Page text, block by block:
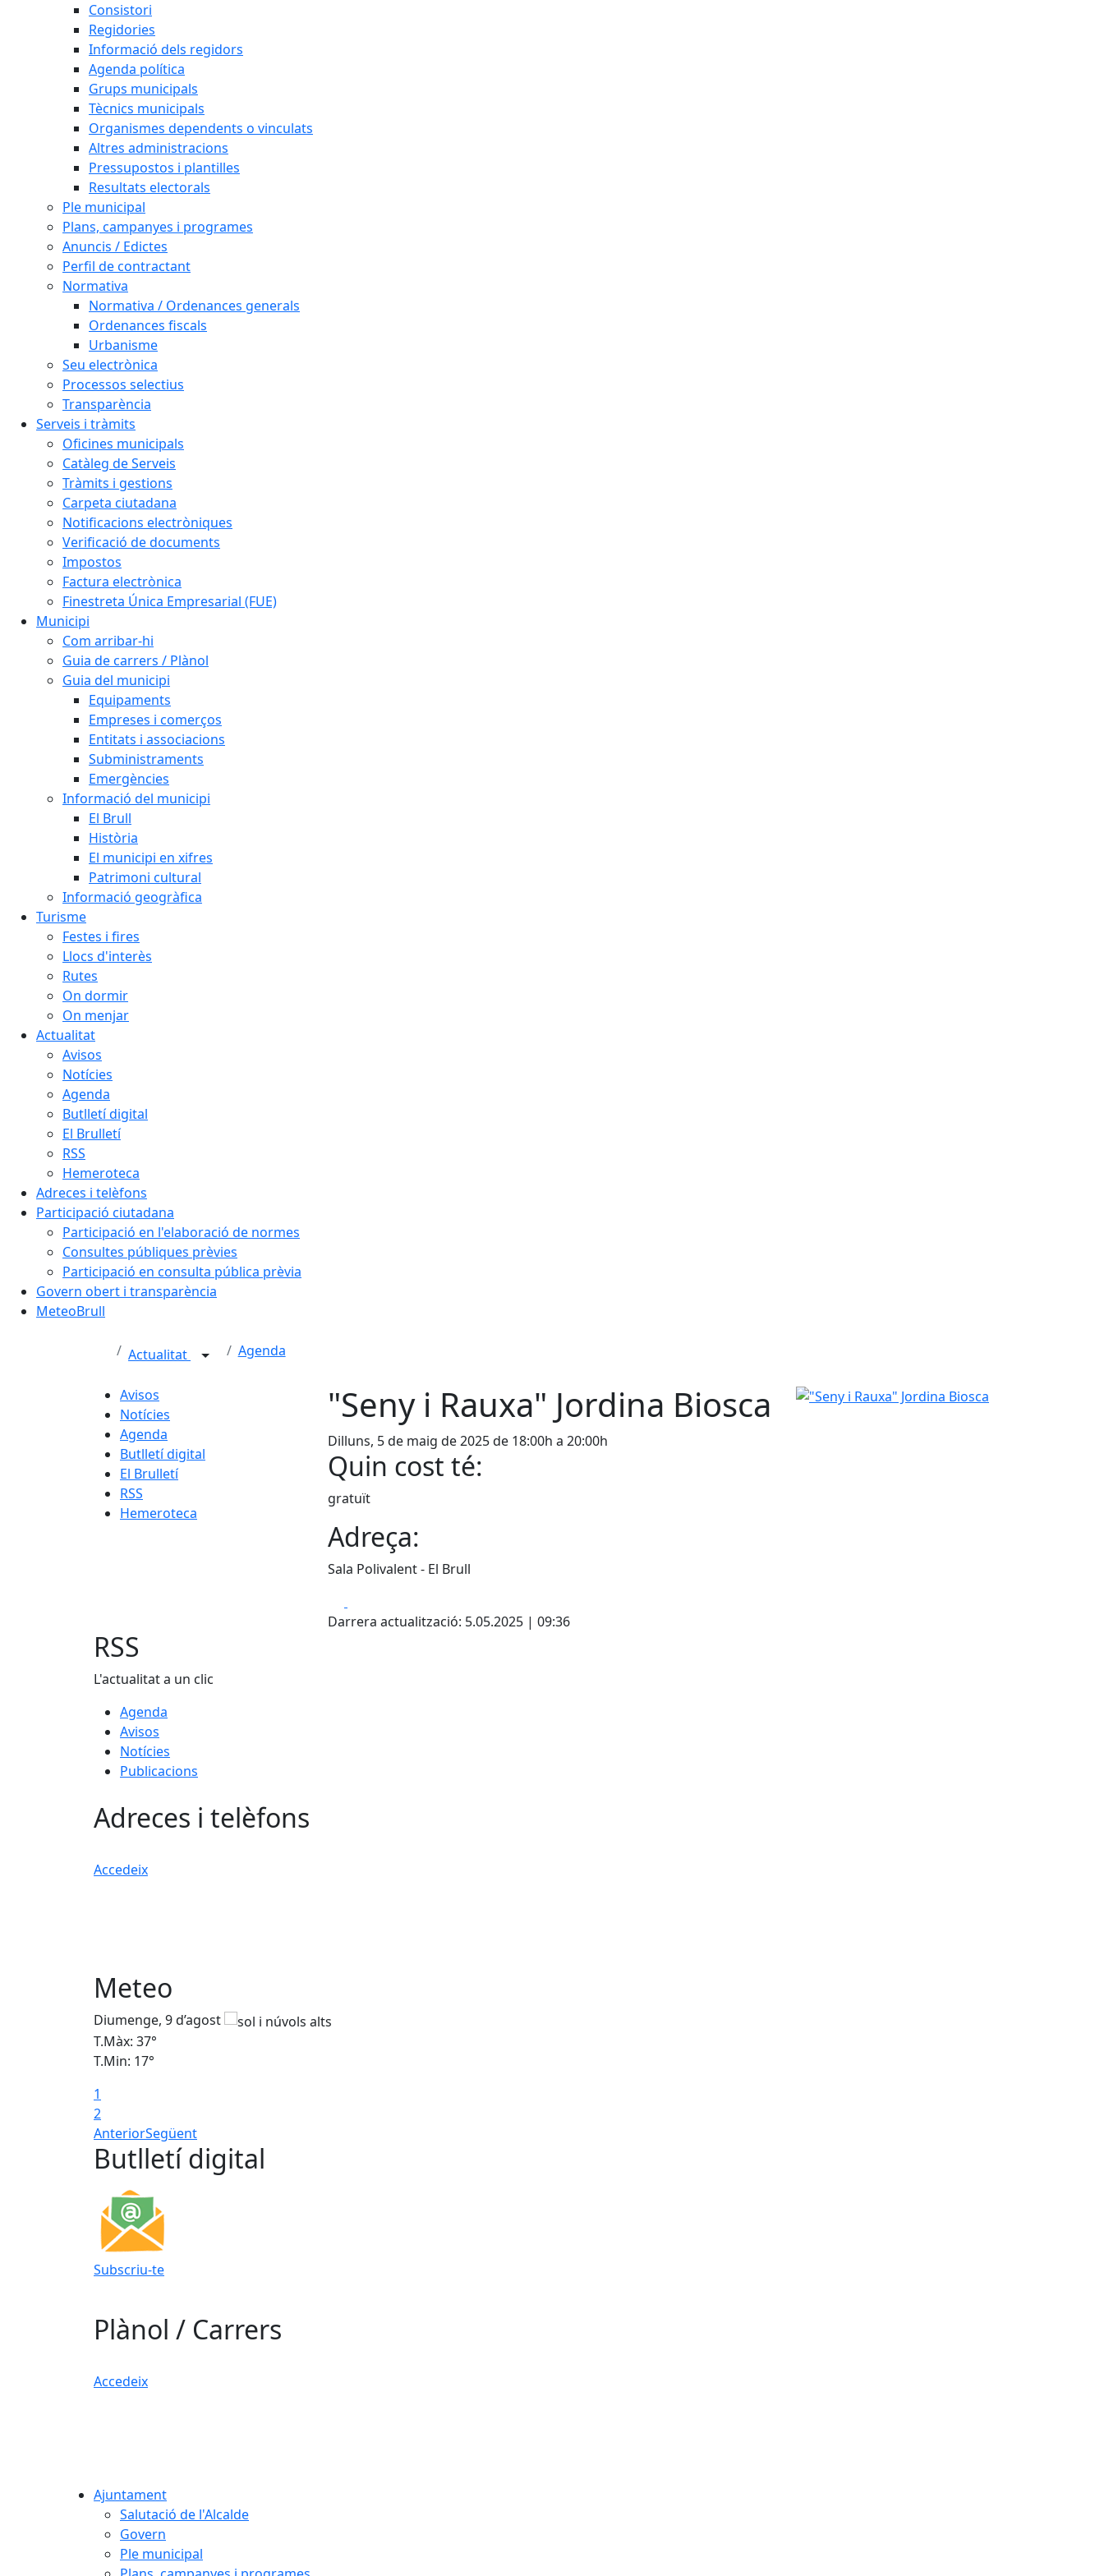
Consistori
Regidories
Informació dels regidors
Agenda política
Grups municipals
Tècnics municipals
Organismes dependents o vinculats
Altres administracions
Pressupostos i plantilles
Resultats electorals
Ple municipal
Plans, campanyes i programes
Anuncis / Edictes
Perfil de contractant
Normativa
Normativa / Ordenances generals
Ordenances fiscals
Urbanisme
Seu electrònica
Processos selectius
Transparència
Serveis i tràmits
Oficines municipals
Catàleg de Serveis
Tràmits i gestions
Carpeta ciutadana
Notificacions electròniques
Verificació de documents
Impostos
Factura electrònica
Finestreta Única Empresarial (FUE)
Municipi
Com arribar-hi
Guia de carrers / Plànol
Guia del municipi
Equipaments
Empreses i comerços
Entitats i associacions
Subministraments
Emergències
Informació del municipi
El Brull
Història
El municipi en xifres
Patrimoni cultural
Informació geogràfica
Turisme
Festes i fires
Llocs d'interès
Rutes
On dormir
On menjar
Actualitat
Avisos
Notícies
Agenda
Butlletí digital
El Brulletí
RSS
Hemeroteca
Adreces i telèfons
Participació ciutadana
Participació en l'elaboració de normes
Consultes públiques prèvies
Participació en consulta pública prèvia
Govern obert i transparència
MeteoBrull
Actualitat Agenda
Avisos
Notícies
Agenda
Butlletí digital
El Brulletí
RSS
Hemeroteca
"Seny i Rauxa" Jordina Biosca
Dilluns, 5 de maig de 2025 de 18:00h a 20:00h
Quin cost té:
gratuït
Adreça:
Sala Polivalent - El Brull
Darrera actualització: 5.05.2025 | 09:36
"Seny i Rauxa" Jordina Biosca
RSS
L'actualitat a un clic
Agenda
Avisos
Notícies
Publicacions
Adreces i telèfons
Accedeix
Meteo
Diumenge, 9 d’agost
T.Màx: 37°
T.Min: 17°
1
2
AnteriorSegüent
Butlletí digital
Subscriu-te
Plànol / Carrers
Accedeix
Ajuntament
Salutació de l'Alcalde
Govern
Ple municipal